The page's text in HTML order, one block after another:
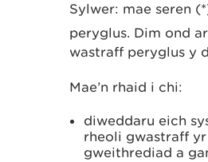
Sylwer: mae seren
peryglus. Dim ond
wastraff peryglus y
Mae’n rhaid i chi:
diweddaru eich
rheoli gwastraff
gweithrediad a